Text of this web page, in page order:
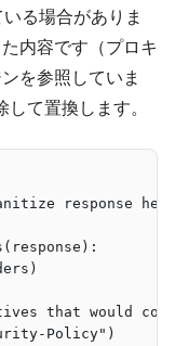
る場合がありま
内容です（プロキ
を参照していま
て置換します。
response
that would
Policy")